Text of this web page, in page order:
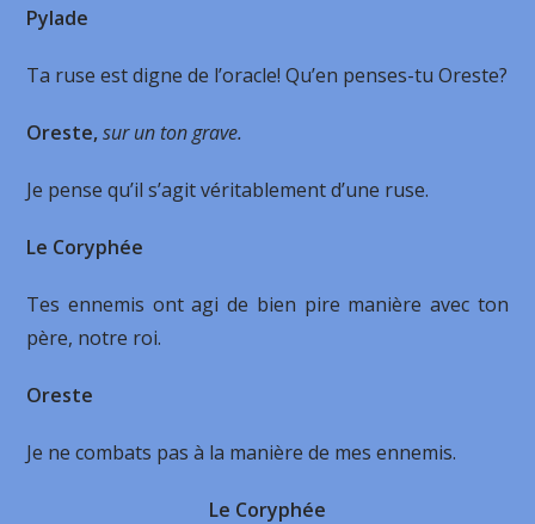
Pylade
Ta ruse est digne de l’oracle! Qu’en penses-tu Oreste?
Oreste,sur un ton grave.
Je pense qu’il s’agit véritablement d’une ruse.
Le Coryphée
Tes ennemis ont agi de bien pire manière avec ton
père, notre roi.
Oreste
Je ne combats pas à la manière de mes ennemis.
Le Coryphée